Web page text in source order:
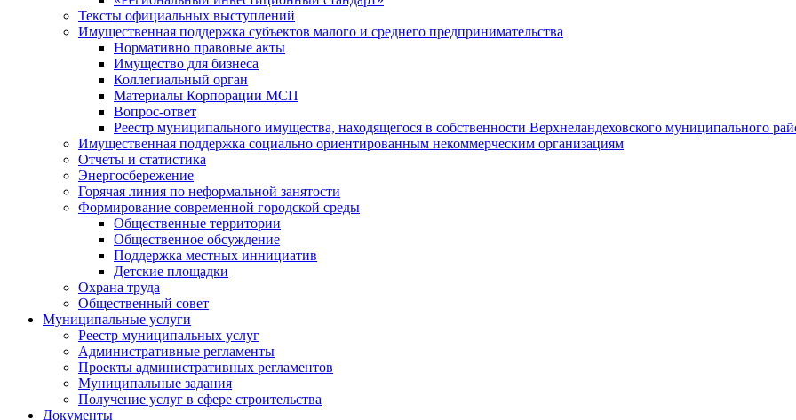
Тексты официальных выступлений
Имущественная поддержка субъектов малого и среднего предпринимательства
Нормативно правовые акты
Имущество для бизнеса
Коллегиальный орган
Материалы Корпорации МСП
Вопрос-ответ
Реестр муниципального имущества, находящегося в собственности Верхнеландеховского муниципального
Имущественная поддержка социально ориентированным некоммерческим организациям
Отчеты и статистика
Энергосбережение
Горячая линия по неформальной занятости
Формирование современной городской среды
Общественные территории
Общественное обсуждение
Поддержка местных иннициатив
Детские площадки
Охрана труда
Общественный совет
Муниципальные услуги
Реестр муниципальных услуг
Административные регламенты
Проекты административных регламентов
Муниципальные задания
Получение услуг в сфере строительства
Документы